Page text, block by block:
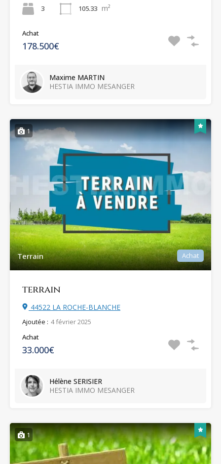
3
105.33 m²
Achat
178.500€
Maxime MARTIN
HESTIA IMMO MESANGER
1
Terrain Achat
terrain
44522 LA ROCHE-BLANCHE
Ajoutée : 4 février 2025
Achat
33.000€
Hélène SERISIER
HESTIA IMMO MESANGER
1